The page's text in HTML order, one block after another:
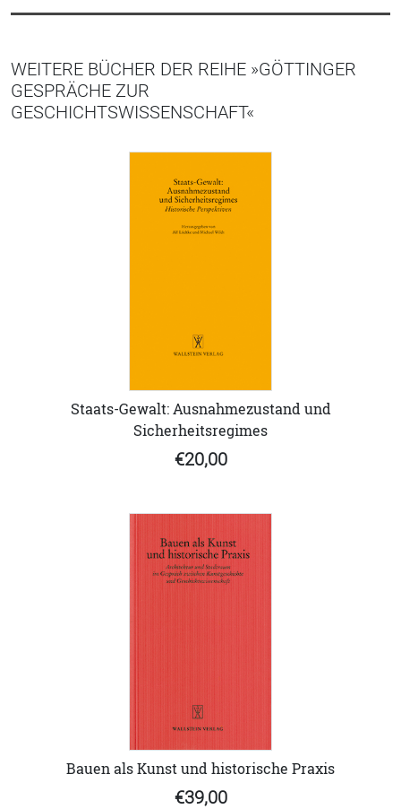
WEITERE BÜCHER DER REIHE »GÖTTINGER
GESPRÄCHE ZUR
GESCHICHTSWISSENSCHAFT«
Staats-Gewalt: Ausnahmezustand und
Sicherheitsregimes
€20,00
Bauen als Kunst und historische Praxis
€39,00